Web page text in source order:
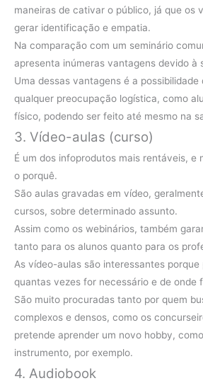
maneiras de cativar o público, já que os
gerar identificação e empatia.
Na comparação com um seminário
apresenta inúmeras vantagens devido à
Uma dessas vantagens é a possibilidade
qualquer preocupação logística, como
físico, podendo ser feito até mesmo na
3. Vídeo-aulas (curso)
É um dos infoprodutos mais rentáveis, e
o porquê.
São aulas gravadas em vídeo,
cursos, sobre determinado assunto.
Assim como os webinários, também
tanto para os alunos quanto para os
As vídeo-aulas são interessantes
quantas vezes for necessário e de onde
São muito procuradas tanto por quem
complexos e densos, como os
pretende aprender um novo hobby,
instrumento, por exemplo.
4. Audiobook